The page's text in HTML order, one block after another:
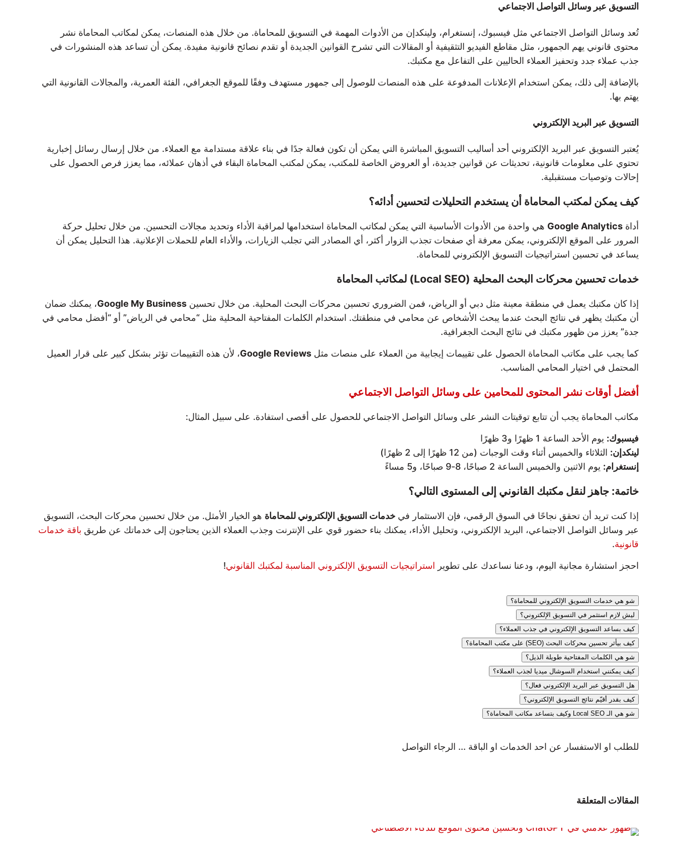
التسويق عبر وسائل التواصل الاجتماعي
تُعد وسائل التواصل الاجتماعي مثل فيسبوك، إنستغرام، ولينكدإن من الأدوات المهمة في التسويق للمحاماة. من خلال هذه المنصات، يمكن لمكاتب المحاماة نشر
محتوى قانوني يهم الجمهور، مثل مقاطع الفيديو التثقيفية أو المقالات التي تشرح القوانين الجديدة أو تقدم نصائح قانونية مفيدة. يمكن أن تساعد هذه المنشورات في
جذب عملاء جدد وتحفيز العملاء الحاليين على التفاعل مع مكتبك.
بالإضافة إلى ذلك، يمكن استخدام الإعلانات المدفوعة على هذه المنصات للوصول إلى جمهور مستهدف وفقًا للموقع الجغرافي، الفئة العمرية، والمجالات القانونية التي
يهتم بها.
التسويق عبر البريد الإلكتروني
يُعتبر التسويق عبر البريد الإلكتروني أحد أساليب التسويق المباشرة التي يمكن أن تكون فعالة جدًا في بناء علاقة مستدامة مع العملاء. من خلال إرسال رسائل إخبارية
تحتوي على معلومات قانونية، تحديثات عن قوانين جديدة، أو العروض الخاصة للمكتب، يمكن لمكتب المحاماة البقاء في أذهان عملائه، مما يعزز فرص الحصول على
إحالات وتوصيات مستقبلية.
كيف يمكن لمكتب المحاماة أن يستخدم التحليلات لتحسين أدائه؟
أداة Google Analytics هي واحدة من الأدوات الأساسية التي يمكن لمكاتب المحاماة استخدامها لمراقبة الأداء وتحديد مجالات التحسين. من خلال تحليل حركة
المرور على الموقع الإلكتروني، يمكن معرفة أي صفحات تجذب الزوار أكثر، أي المصادر التي تجلب الزيارات، والأداء العام للحملات الإعلانية. هذا التحليل يمكن أن
يساعد في تحسين استراتيجيات التسويق الإلكتروني للمحاماة.
خدمات تحسين محركات البحث المحلية (Local SEO) لمكاتب المحاماة
إذا كان مكتبك يعمل في منطقة معينة مثل دبي أو الرياض، فمن الضروري تحسين محركات البحث المحلية. من خلال تحسين Google My Business، يمكنك ضمان
أن مكتبك يظهر في نتائج البحث عندما يبحث الأشخاص عن محامي في منطقتك. استخدام الكلمات المفتاحية المحلية مثل “محامي في الرياض” أو “أفضل محامي في
جدة” يعزز من ظهور مكتبك في نتائج البحث الجغرافية.
كما يجب على مكاتب المحاماة الحصول على تقييمات إيجابية من العملاء على منصات مثل Google Reviews، لأن هذه التقييمات تؤثر بشكل كبير على قرار العميل
المحتمل في اختيار المحامي المناسب.
أفضل أوقات نشر المحتوى للمحامين على وسائل التواصل الاجتماعي
مكاتب المحاماة يجب أن تتابع توقيتات النشر على وسائل التواصل الاجتماعي للحصول على أقصى استفادة. على سبيل المثال:
فيسبوك: يوم الأحد الساعة 1 ظهرًا و3 ظهرًا
لينكدإن: الثلاثاء والخميس أثناء وقت الوجبات (من 12 ظهرًا إلى 2 ظهرًا)
إنستغرام: يوم الاثنين والخميس الساعة 2 صباحًا، 8-9 صباحًا، و5 مساءً
خاتمة: جاهز لنقل مكتبك القانوني إلى المستوى التالي؟
إذا كنت تريد أن تحقق نجاحًا في السوق الرقمي، فإن الاستثمار في خدمات التسويق الإلكتروني للمحاماة هو الخيار الأمثل. من خلال تحسين محركات البحث، التسويق
عبر وسائل التواصل الاجتماعي، البريد الإلكتروني، وتحليل الأداء، يمكنك بناء حضور قوي على الإنترنت وجذب العملاء الذين يحتاجون إلى خدماتك عن طريق باقة خدمات
قانونية.
احجز استشارة مجانية اليوم، ودعنا نساعدك على تطوير استراتيجيات التسويق الإلكتروني المناسبة لمكتبك القانوني!
شو هي خدمات التسويق الإلكتروني للمحاماة؟
ليش لازم استثمر في التسويق الإلكتروني؟
كيف بساعد التسويق الإلكتروني في جذب العملاء؟
كيف بيأثر تحسين محركات البحث (SEO) على مكتب المحاماة؟
شو هي الكلمات المفتاحية طويلة الذيل؟
كيف يمكنني استخدام السوشال ميديا لجذب العملاء؟
هل التسويق عبر البريد الإلكتروني فعال؟
كيف بقدر أقيّم نتائج التسويق الإلكتروني؟
شو هي الـ Local SEO وكيف بتساعد مكاتب المحاماة؟
للطلب او الاستفسار عن احد الخدمات او الباقة ... الرجاء التواصل
المقالات المتعلقة